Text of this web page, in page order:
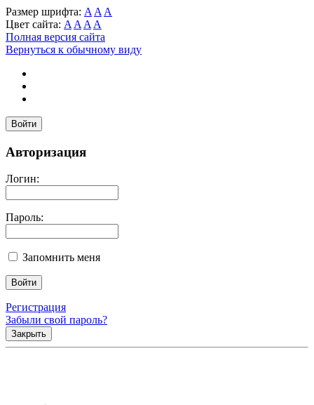
Размер шрифта: A A A
Цвет сайта: A A A A
Полная версия сайта
Вернуться к обычному виду
Войти
Авторизация
Логин:
Пароль:
Запомнить меня
Регистрация
Забыли свой пароль?
Закрыть